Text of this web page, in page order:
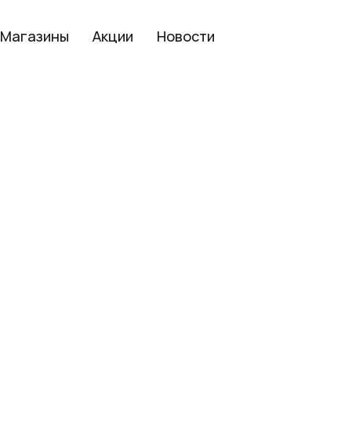
Магазины Акции Новости